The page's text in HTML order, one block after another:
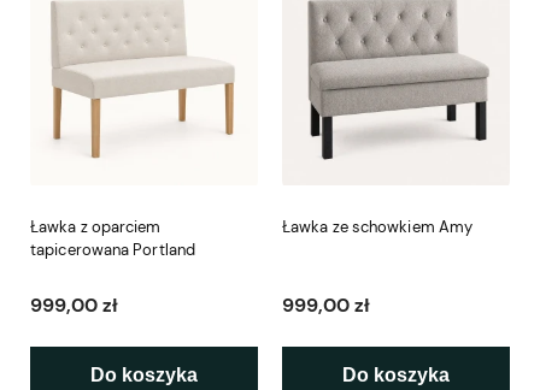
Ławka z oparciem
tapicerowana Portland
999,00 zł
Do koszyka
Ławka ze schowkiem Amy
999,00 zł
Do koszyka